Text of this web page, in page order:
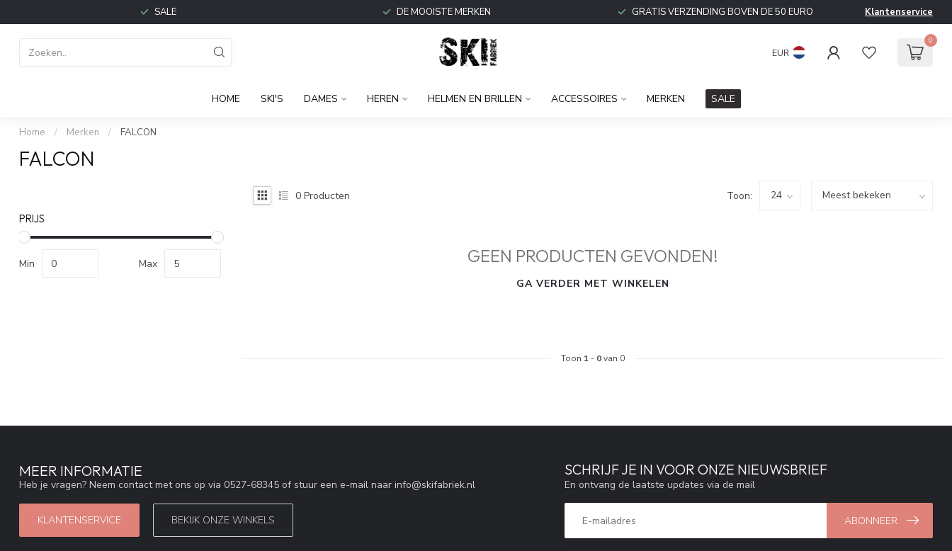
SALE DE MOOISTE MERKEN GRATIS VERZENDING BOVEN DE 50 EURO Klantenservice
EUR
0
HOME SKI'S DAMES HEREN HELMEN EN BRILLEN ACCESSOIRES MERKEN SALE
Home / Merken / FALCON
FALCON
PRIJS
Min Max
0 Producten Toon:
GEEN PRODUCTEN GEVONDEN!
GA VERDER MET WINKELEN
Toon 1 - 0van 0
MEER INFORMATIE
Heb je vragen? Neem contact met ons op via 0527-68345 of stuur een e-mail naar info@skifabriek.nl
KLANTENSERVICE BEKIJK ONZE WINKELS
SCHRIJF JE IN VOOR ONZE NIEUWSBRIEF
En ontvang de laatste updates via de mail
ABONNEER